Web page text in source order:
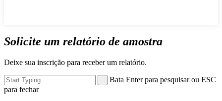
Solicite um relatório de amostra
Deixe sua inscrição para receber um relatório.
Bata Enter para pesquisar ou ESC
para fechar